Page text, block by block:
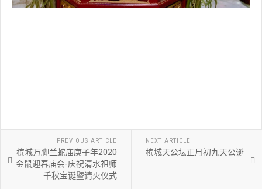
PREVIOUS ARTICLE
槟城万脚兰蛇庙庚子年2020
金鼠迎春庙会-庆祝清水祖师
千秋宝诞暨请火仪式
NEXT ARTICLE
槟城天公坛正月初九天公诞